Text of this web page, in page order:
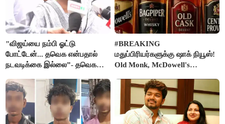
"விஜய்யை நம்பி ஓட்டு
போட்டேன்... தவெக என்பதால்
நடவடிக்கை இல்லை”- தவெக
கதறல்
#BREAKING
மதுப்பிரியர்களுக்கு ஷாக் நியூஸ்!
Old Monk, McDowell's
FSSAI தடை